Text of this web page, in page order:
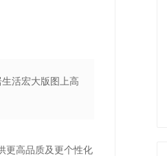
活宏大版图上高
更高品质及更个性化